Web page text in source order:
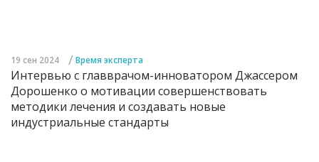
19 сен 2024 / Время эксперта
Интервью с главврачом-инноватором Джассером
Дорошенко о мотивации совершенствовать
методики лечения и создавать новые
индустриальные стандарты